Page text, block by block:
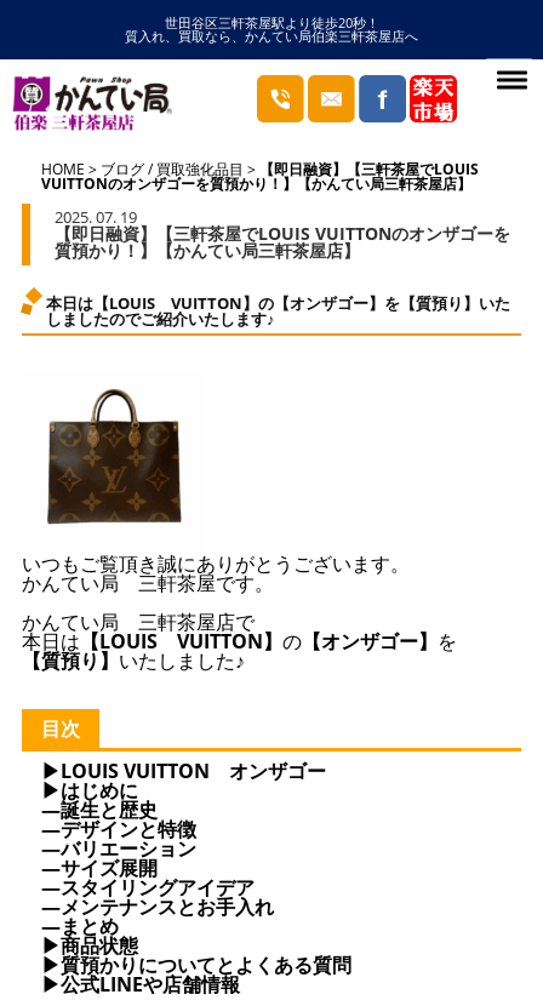
世田谷区三軒茶屋駅より徒歩20秒！
質入れ、買取なら、かんてい局伯楽三軒茶屋店へ
HOME ブログ/買取強化品目 【即日融資】【三軒茶屋でLOUIS
VUITTONのオンザゴーを質預かり！】【かんてい局三軒茶屋店】
2025. 07. 19
【即日融資】【三軒茶屋でLOUIS VUITTONのオンザゴーを
質預かり！】【かんてい局三軒茶屋店】
本日は【LOUIS VUITTON】の【オンザゴー】を【質預り】いた
しましたのでご紹介いたします♪
いつもご覧頂き誠にありがとうございます。
かんてい局 三軒茶屋です。
かんてい局 三軒茶屋店で
本日は 【LOUIS VUITTON】 の【オンザゴー】 を
【質預り】 いたしました♪
目次
▶LOUIS VUITTON オンザゴー
▶はじめに
—誕生と歴史
—デザインと特徴
—バリエーション
—サイズ展開
—スタイリングアイデア
—メンテナンスとお手入れ
—まとめ
▶商品状態
▶質預かりについてとよくある質問
▶公式LINEや店舗情報